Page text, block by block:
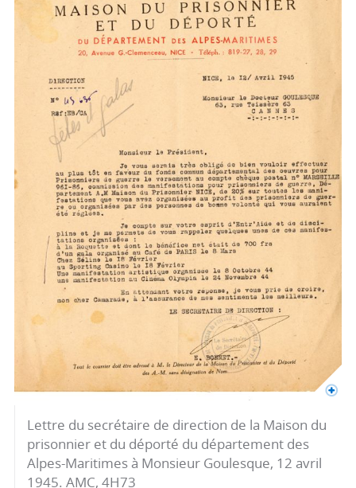
Lettre du secrétaire de direction de la Maison du
prisonnier et du déporté du département des
Alpes-Maritimes à Monsieur Goulesque, 12 avril
1945. AMC, 4H73